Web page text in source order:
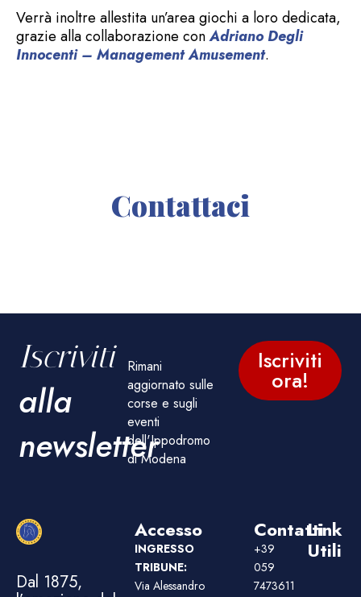
Verrà inoltre allestita un’area giochi a loro dedicata,
grazie alla collaborazione conAdriano Degli
Innocenti – Management Amusement.
Contattaci
Iscriviti
alla
newsletter
Rimani
aggiornato sulle
corse e sugli
eventi
dell'Ippodromo
di Modena
Iscriviti
ora!
Dal 1875,
Accesso
INGRESSO
TRIBUNE:
Via Alessandro
Contatti
+39
059
7473611
Link
Utili